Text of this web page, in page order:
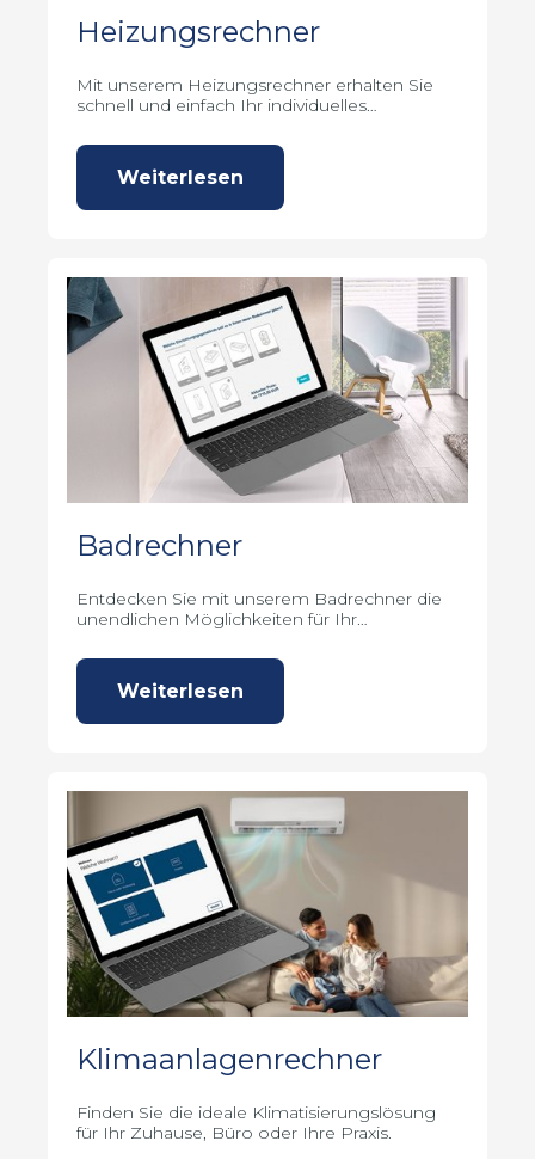
Heizungsrechner
Mit unserem Heizungsrechner erhalten Sie
schnell und einfach Ihr individuelles
Weiterlesen
Badrechner
Entdecken Sie mit unserem Badrechner die
unendlichen Möglichkeiten für Ihr
Weiterlesen
Klimaanlagenrechner
Finden Sie die ideale Klimatisierungslösung
für Ihr Zuhause, Büro oder Ihre Praxis.